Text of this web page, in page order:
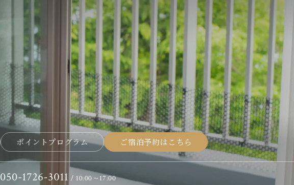
ポイントプログラム ご宿泊予約はこちら
050-1726-3011 / 10:00～17:00